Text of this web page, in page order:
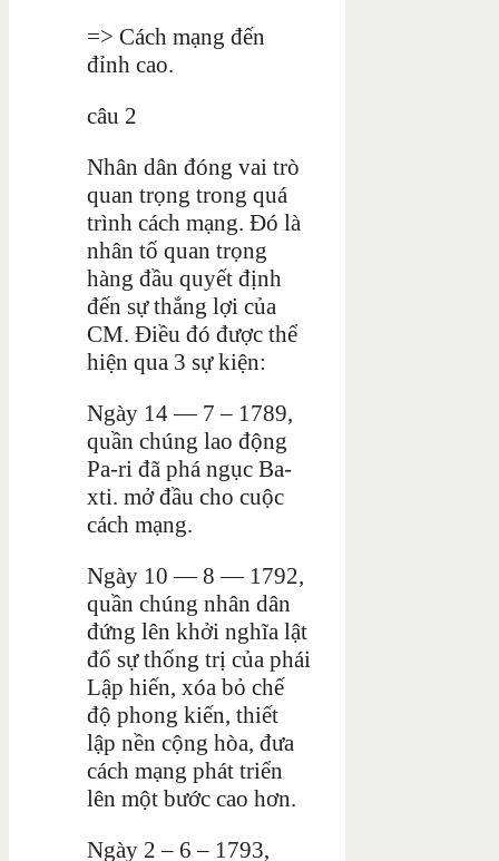
=> Cách mạng đến
đỉnh cao.
câu 2
Nhân dân đóng vai trò
quan trọng trong quá
trình cách mạng. Đó là
nhân tố quan trọng
hàng đầu quyết định
đến sự thắng lợi của
CM. Điều đó được thể
hiện qua 3 sự kiện:
Ngày 14 — 7 – 1789,
quần chúng lao động
Pa-ri đã phá ngục Ba-
xti. mở đầu cho cuộc
cách mạng.
Ngày 10 — 8 — 1792,
quần chúng nhân dân
đứng lên khởi nghĩa lật
đổ sự thống trị của phái
Lập hiến, xóa bỏ chế
độ phong kiến, thiết
lập nền cộng hòa, đưa
cách mạng phát triển
lên một bước cao hơn.
Ngày 2 – 6 – 1793,